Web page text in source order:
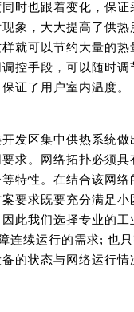
时也跟着变化，保
象，大大提高了供
就可以节约大量的
控手段，可以随时
证了用户室内温度。
区集中供热系统做
求。网络拓扑必须
特性。在结合该网
要求既要充分满足
此我们选择专业的
连续运行的需求; 也
的状态与网络运行